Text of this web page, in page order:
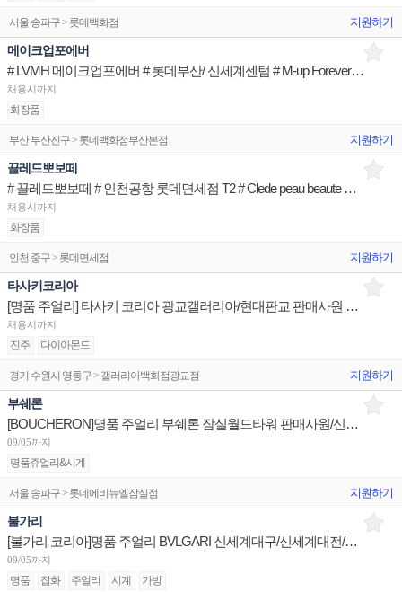
서울 송파구 > 롯데백화점 지원하기
메이크업포에버
# LVMH 메이크업포에버 # 롯데부산/ 신세계센텀 # M-up Forever 브랜드 뷰티아티스트
채용시까지
화장품
부산 부산진구 > 롯데백화점부산본점 지원하기
끌레드뽀보떼
# 끌레드뽀보떼 # 인천공항 롯데면세점 T2 # Clede peau beaute 브랜드 뷰티아티스트
채용시까지
화장품
인천 중구 > 롯데면세점 지원하기
타사키코리아
[명품 주얼리] 타사키 코리아 광교갤러리아/현대판교 판매사원 채용
채용시까지
진주 다이아몬드
경기 수원시 영통구 > 갤러리아백화점광교점 지원하기
부쉐론
[BOUCHERON]명품 주얼리 부쉐론 잠실월드타워 판매사원/신세계센텀 점장/신세계대전 Admin 채용
09/05까지
명품쥬얼리&시계
서울 송파구 > 롯데에비뉴엘잠실점 지원하기
불가리
[불가리 코리아]명품 주얼리 BVLGARI 신세계대구/신세계대전/롯데광주 슈퍼바이저/판매사원 채용
09/05까지
명품 잡화 주얼리 시계 가방